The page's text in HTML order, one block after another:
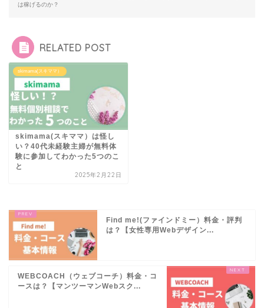
は稼げるのか？
RELATED POST
skimama(スキママ）
skimama(スキママ）は怪し
い？40代未経験主婦が無料体
験に参加してわかった5つのこ
と
2025年2月22日
Find me!(ファインドミー）料金・評判
は？【女性専用Webデザイン...
WEBCOACH（ウェブコーチ）料金・コ
ースは？【マンツーマンWebスク...